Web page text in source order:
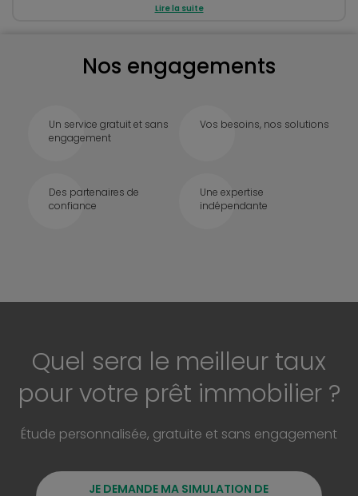
Lire la suite
Nos engagements
Un service gratuit et sans
engagement
Vos besoins, nos solutions
Des partenaires de
confiance
Une expertise
indépendante
Quel sera le meilleur taux
pour votre prêt immobilier ?
Étude personnalisée, gratuite et sans engagement
JE DEMANDE MA SIMULATION DE